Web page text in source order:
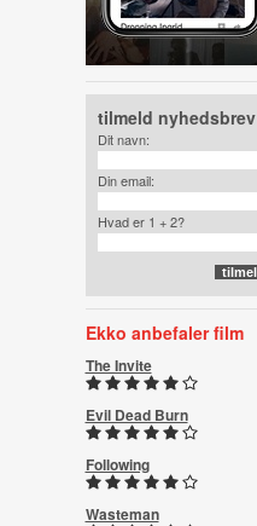
tilmeld nyhedsbrev
Dit navn:
Din email:
Hvad er 1 + 2?
Ekko anbefaler film
The Invite
Evil Dead Burn
Following
Wasteman